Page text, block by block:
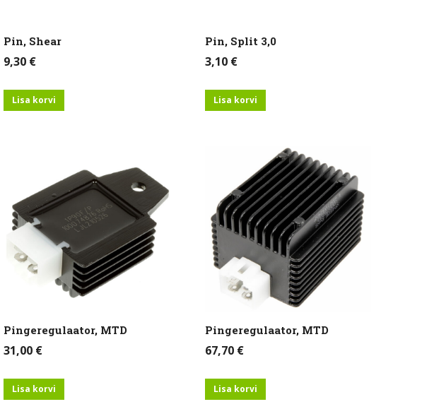
Pin, Shear
9,30 €
Lisa korvi
Pin, Split 3,0
3,10 €
Lisa korvi
Pingeregulaator, MTD
31,00 €
Lisa korvi
Pingeregulaator, MTD
67,70 €
Lisa korvi